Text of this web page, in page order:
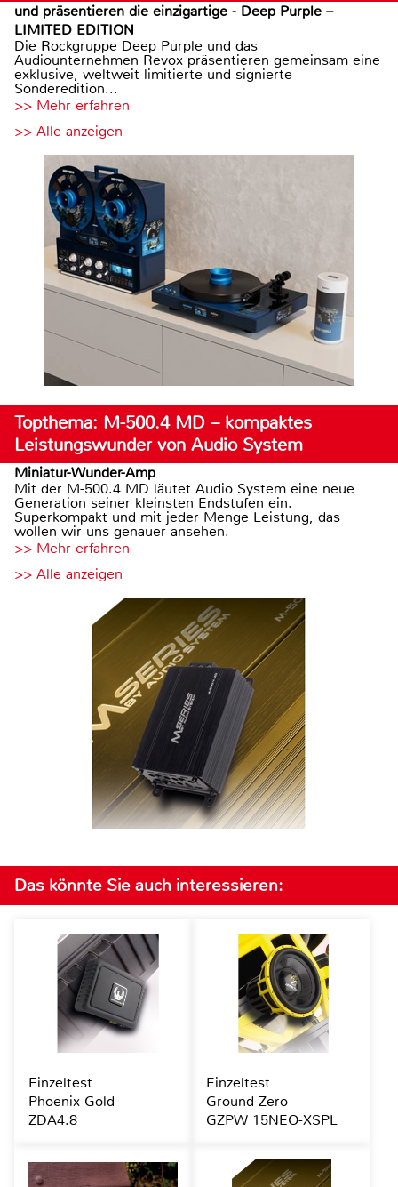
und präsentieren die einzigartige - Deep Purple –
LIMITED EDITION
Die Rockgruppe Deep Purple und das
Audiounternehmen Revox präsentieren gemeinsam eine
exklusive, weltweit limitierte und signierte
Sonderedition...
>> Mehr erfahren
>> Alle anzeigen
Topthema: M-500.4 MD – kompaktes
Leistungswunder von Audio System
Miniatur-Wunder-Amp
Mit der M-500.4 MD läutet Audio System eine neue
Generation seiner kleinsten Endstufen ein.
Superkompakt und mit jeder Menge Leistung, das
wollen wir uns genauer ansehen.
>> Mehr erfahren
>> Alle anzeigen
Das könnte Sie auch interessieren:
Einzeltest
Phoenix Gold
ZDA4.8
Einzeltest
Ground Zero
GZPW 15NEO-XSPL